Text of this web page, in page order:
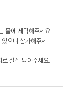
물에 세탁해주세요.
으니 삼가해주세
살살 닦아주세요.